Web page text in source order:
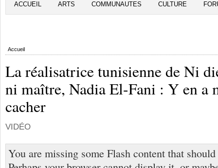
ACCUEIL ARTS COMMUNAUTES CULTURE
Accueil
La réalisatrice tunisienne de Ni
ni maître, Nadia El-Fani : Y en a
cacher
VIDÉO
You are missing some Flash content that